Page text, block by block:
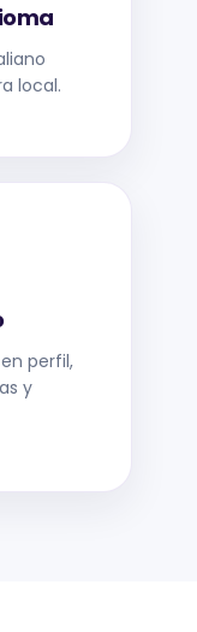
local.
perfil,
y